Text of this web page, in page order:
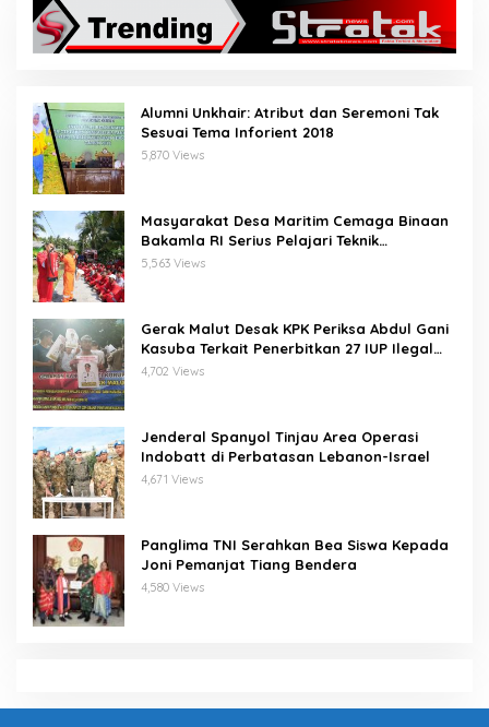
Alumni Unkhair: Atribut dan Seremoni Tak
Sesuai Tema Inforient 2018
5,870 Views
Masyarakat Desa Maritim Cemaga Binaan
Bakamla RI Serius Pelajari Teknik
Padamkan Api dan Penyelamatan di Laut
5,563 Views
Gerak Malut Desak KPK Periksa Abdul Gani
Kasuba Terkait Penerbitkan 27 IUP Ilegal
dan Hasil Temuan BPK RI
4,702 Views
Jenderal Spanyol Tinjau Area Operasi
Indobatt di Perbatasan Lebanon-Israel
4,671 Views
Panglima TNI Serahkan Bea Siswa Kepada
Joni Pemanjat Tiang Bendera
4,580 Views